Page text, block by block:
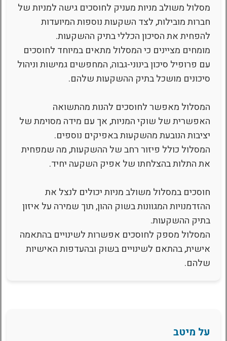
מסלול משולב מניות מעניק לחוסכים גישה למניות של
חברות מובילות, לצד השקעות נוספות המיועדות
להפחית את הסיכון הכללי בתיק ההשקעות.
מומחים מציינים כי המסלול מתאים במיוחד לחוסכים
עם פרופיל סיכון בינוני-גבוה, המחפשים גמישות וניהול
סיכונים מושכל בתיק ההשקעות שלהם.
המסלול מאפשר לחוסכים להנות מהתשואה
האפשרית של שוקי המניות, אך עם מידה מסוימת של
יציבות הנובעת מהשקעות באפיקים נוספים.
המסלול כולל פיזור רחב של ההשקעות, מה שמפחית
את התלות בהצלחתו של אפיק השקעה יחיד.
חוסכים במסלול משולב מניות יכולים לנצל את
ההזדמנויות המגוונות בשוק ההון, תוך שמירה על איזון
בתיק ההשקעות.
המסלול מספק לחוסכים אפשרות לשינויים בהתאמה
אישית, בהתאם לשינויים בשוק ובהעדפות האישיות
שלהם.
על מיטב